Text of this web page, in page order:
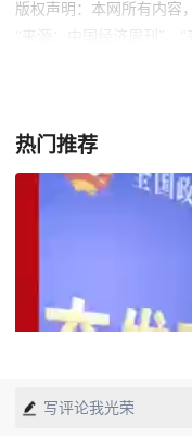
版权声明：本网所有内容
下载、转载使用时必须注
中国经济周刊”、“来源：
将依法追究责任。 凡本
网）”的文/图等稿件，均
息，并不代表本网赞同其
或个人转载使用，请与著
热门推荐
写评论我光荣